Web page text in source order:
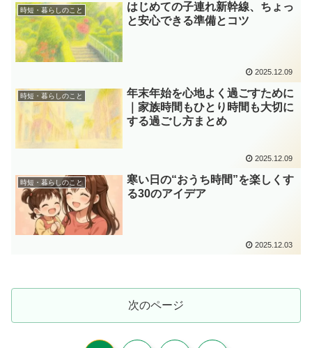
時短・暮らしのこと
はじめての子連れ新幹線、ちょっ
と安心できる準備とコツ
2025.12.09
時短・暮らしのこと
年末年始を心地よく過ごすために
｜家族時間もひとり時間も大切に
する過ごし方まとめ
2025.12.09
時短・暮らしのこと
寒い日の“おうち時間”を楽しくす
る30のアイデア
2025.12.03
次のページ